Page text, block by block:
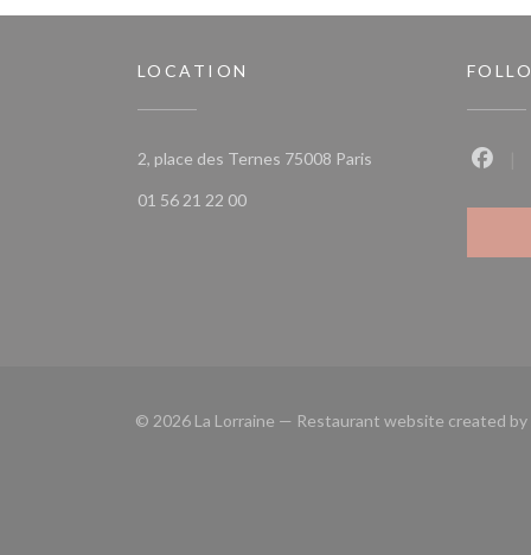
LOCATION
2, place des Ternes 75008 Paris((opens in a new
01 56 21 22 00
© 2026 La Lorraine — Restaurant website created by